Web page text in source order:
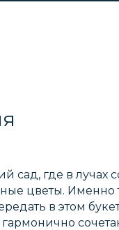
сад, где в лучах
цветы. Именно
в этом